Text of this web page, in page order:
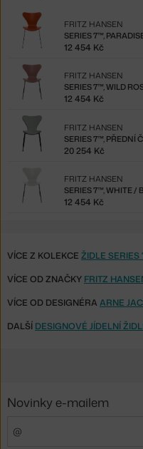
SERIES 7™,
FRITZ HANSEN
12 454 Kč
SERIES 7™, WILD
FRITZ HANSEN
12 454 Kč
SERIES 7™, PŘEDNÍ
FRITZ HANSEN
20 254 Kč
SERIES 7™, WHITE /
FRITZ HANSEN
12 454 Kč
VÍCE Z KOLEKCE ŽIDLE SERIES
VÍCE OD ZNAČKY FRITZ
VÍCE OD DESIGNÉRA ARNE
DALŠÍ DESIGNOVÉ JÍDELNÍ
Novinky e-mailem